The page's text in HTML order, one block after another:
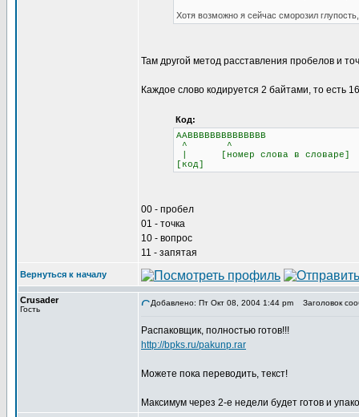
Хотя возможно я сейчас сморозил
Там другой метод расставления пробелов и
Каждое слово кодируется 2 байтами, то есть
Код:
AABBBBBBBBBBBBBB
^ ^
| [номер слова в словаре]
[код]
00 - пробел
01 - точка
10 - вопрос
11 - запятая
Вернуться к началу
Crusader
Гость
Добавлено: Пт Окт 08, 2004 1:44 pm Заголовок
Распаковщик, полностью готов!!!
http://bpks.ru/pakunp.rar
Можете пока переводить, текст!
Максимум через 2-е недели будет готов и